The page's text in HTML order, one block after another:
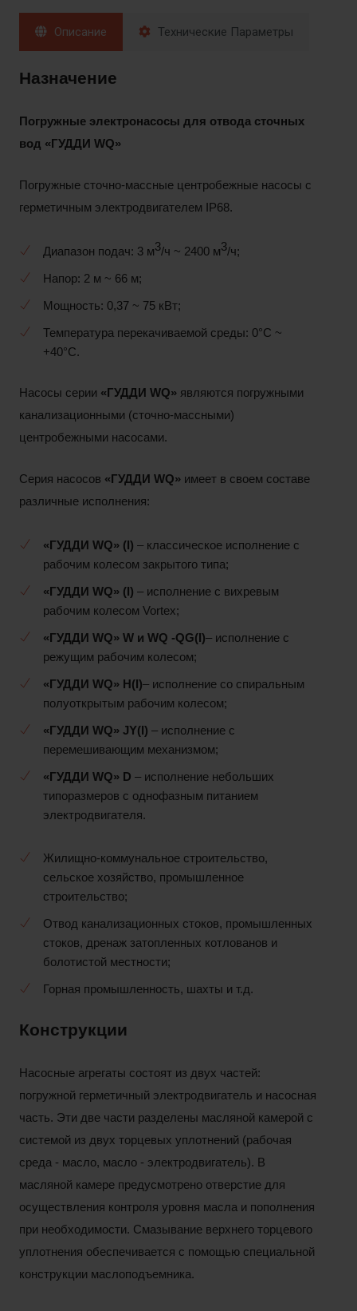
Описание Технические Параметры
Назначение
Погружные электронасосы для отвода сточных
вод «ГУДДИ WQ»
Погружные сточно-массные центробежные насосы с
герметичным электродвигателем IP68.
Диапазон подач: 3 м3/ч ~ 2400 м3/ч;
Напор: 2 м ~ 66 м;
Мощность: 0,37 ~ 75 кВт;
Температура перекачиваемой среды: 0°С ~
+40°С.
Насосы серии «ГУДДИ WQ» являются погружными
канализационными (сточно-массными)
центробежными насосами.
Серия насосов «ГУДДИ WQ» имеет в своем составе
различные исполнения:
«ГУДДИ WQ» (I ) – классическое исполнение с
рабочим колесом закрытого типа;
«ГУДДИ WQ» (I) – исполнение с вихревым
рабочим колесом Vortex;
«ГУДДИ WQ» W и WQ -QG(I)– исполнение с
режущим рабочим колесом;
«ГУДДИ WQ» H(I)– исполнение со спиральным
полуоткрытым рабочим колесом;
«ГУДДИ WQ» JY(I) – исполнение с
перемешивающим механизмом;
«ГУДДИ WQ» D – исполнение небольших
типоразмеров с однофазным питанием
электродвигателя.
Жилищно-коммунальное строительство,
сельское хозяйство, промышленное
строительство;
Отвод канализационных стоков, промышленных
стоков, дренаж затопленных котлованов и
болотистой местности;
Горная промышленность, шахты и т.д.
Конструкции
Насосные агрегаты состоят из двух частей:
погружной герметичный электродвигатель и насосная
часть. Эти две части разделены масляной камерой с
системой из двух торцевых уплотнений (рабочая
среда - масло, масло - электродвигатель). В
масляной камере предусмотрено отверстие для
осуществления контроля уровня масла и пополнения
при необходимости. Смазывание верхнего торцевого
уплотнения обеспечивается с помощью специальной
конструкции маслоподъемника.